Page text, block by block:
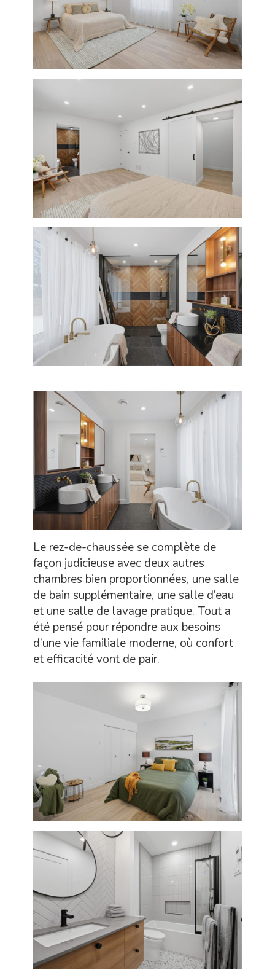
Le rez-de-chaussée se complète de
façon judicieuse avec deux autres
chambres bien proportionnées, une salle
de bain supplémentaire, une salle d’eau
et une salle de lavage pratique. Tout a
été pensé pour répondre aux besoins
d’une vie familiale moderne, où confort
et efficacité vont de pair.